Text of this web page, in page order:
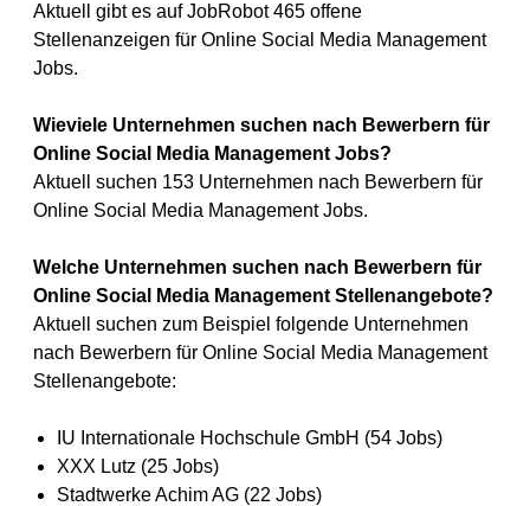
Aktuell gibt es auf JobRobot 465 offene
Stellenanzeigen für Online Social Media Management
Jobs.
Wieviele Unternehmen suchen nach Bewerbern für
Online Social Media Management Jobs?
Aktuell suchen 153 Unternehmen nach Bewerbern für
Online Social Media Management Jobs.
Welche Unternehmen suchen nach Bewerbern für
Online Social Media Management Stellenangebote?
Aktuell suchen zum Beispiel folgende Unternehmen
nach Bewerbern für Online Social Media Management
Stellenangebote:
IU Internationale Hochschule GmbH (54 Jobs)
XXX Lutz (25 Jobs)
Stadtwerke Achim AG (22 Jobs)